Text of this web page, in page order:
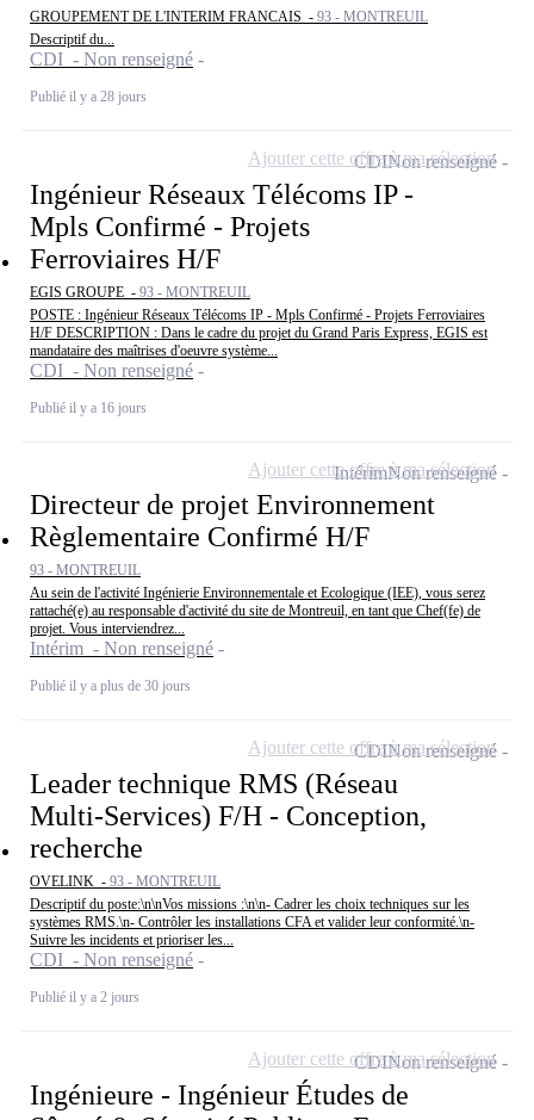
GROUPEMENT DE L'INTERIM FRANCAIS - 93 - MONTREUIL
Descriptif du...
CDI - Non renseigné
Publié il y a 28 jours
Ingénieur Réseaux Télécoms IP -
Mpls Confirmé - Projets
Ferroviaires H/F
EGIS GROUPE - 93 - MONTREUIL
POSTE : Ingénieur Réseaux Télécoms IP - Mpls Confirmé - Projets Ferroviaires
H/F DESCRIPTION : Dans le cadre du projet du Grand Paris Express, EGIS est
mandataire des maîtrises d'oeuvre système...
CDI - Non renseigné
Publié il y a 16 jours
CDINon renseigné
Ajouter cette offre à ma sélection
Directeur de projet Environnement
Règlementaire Confirmé H/F
93 - MONTREUIL
Au sein de l'activité Ingénierie Environnementale et Ecologique (IEE), vous serez
rattaché(e) au responsable d'activité du site de Montreuil, en tant que Chef(fe) de
projet. Vous interviendrez...
Intérim - Non renseigné
Publié il y a plus de 30 jours
IntérimNon renseigné
Ajouter cette offre à ma sélection
Leader technique RMS (Réseau
Multi-Services) F/H - Conception,
recherche
OVELINK - 93 - MONTREUIL
Descriptif du poste:\n\nVos missions :\n\n- Cadrer les choix techniques sur les
systèmes RMS.\n- Contrôler les installations CFA et valider leur conformité.\n-
Suivre les incidents et prioriser les...
CDI - Non renseigné
Publié il y a 2 jours
CDINon renseigné
Ajouter cette offre à ma sélection
Ingénieure - Ingénieur Études de
CDINon renseigné
Ajouter cette offre à ma sélection